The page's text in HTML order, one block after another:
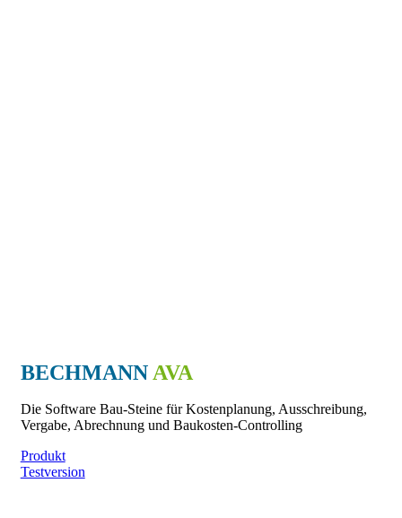
BECHMANN AVA
Die Software Bau-Steine für Kostenplanung, Ausschreibung,
Vergabe, Abrechnung und Baukosten-Controlling
Produkt
Testversion